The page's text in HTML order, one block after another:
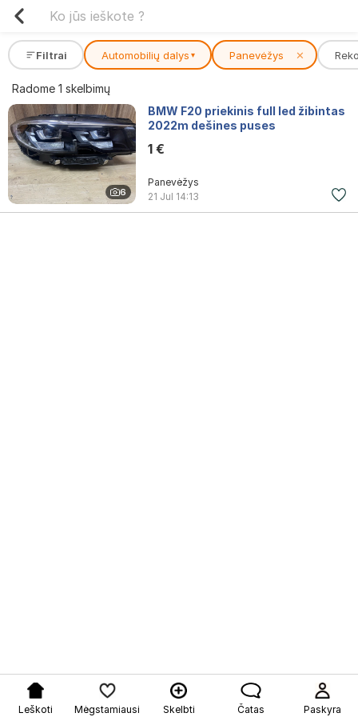
Filtrai Automobilių dalys ▾ Panevėžys ✕
Radome 1 skelbimų
6
BMW F20 priekinis full led žibintas
2022m dešines puses
1 €
Panevėžys
21 Jul 14:13
Leškoti Mėgstamiausi Skelbti Čatas Paskyra